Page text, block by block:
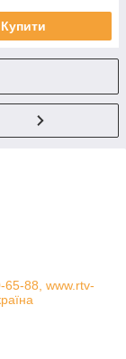
Купити
88, www.rtv-